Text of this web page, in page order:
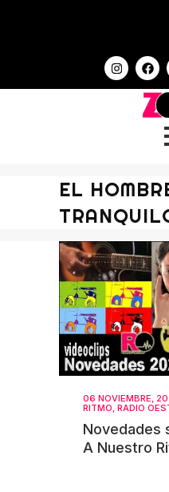
EL
06 NOVIEMBRE,
RITMO, RADIO
Novedades
A Nuestro